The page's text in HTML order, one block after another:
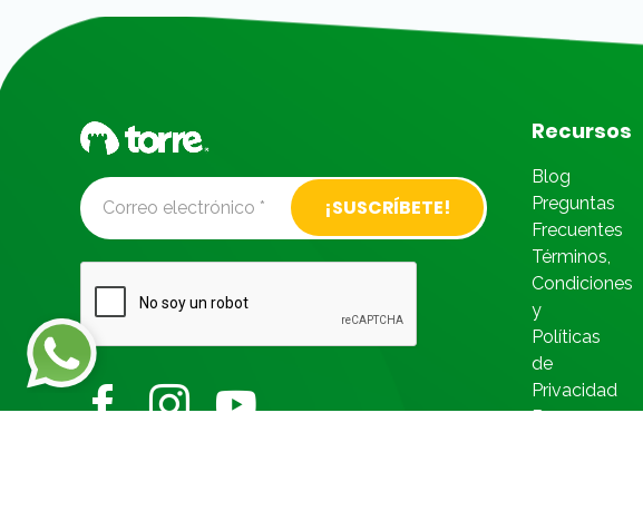
Alternative:
Recursos
Blog
Preguntas
Frecuentes
Términos,
Condiciones
y
Políticas
de
Privacidad
Bases